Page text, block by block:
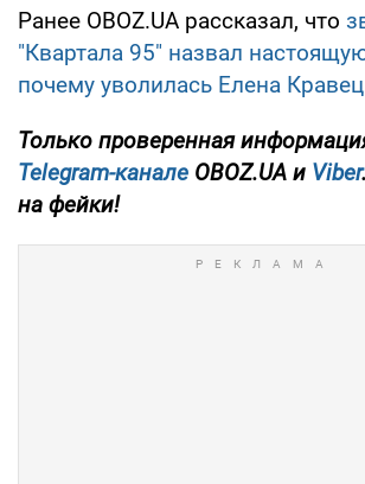
Ранее OBOZ.UA рассказал, что
"Квартала 95" назвал
почему уволилась Елена
Только проверенная
Telegram-канале OBOZ.UA и Viber
на фейки!